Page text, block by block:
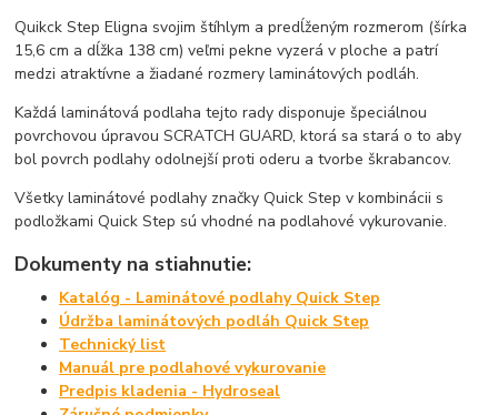
Quikck Step Eligna svojim štíhlym a predĺženým rozmerom (šírka
15,6 cm a dĺžka 138 cm) veľmi pekne vyzerá v ploche a patrí
medzi atraktívne a žiadané rozmery laminátových podláh.
Každá laminátová podlaha tejto rady disponuje špeciálnou
povrchovou úpravou SCRATCH GUARD, ktorá sa stará o to aby
bol povrch podlahy odolnejší proti oderu a tvorbe škrabancov.
Všetky laminátové podlahy značky Quick Step v kombinácii s
podložkami Quick Step sú vhodné na podlahové vykurovanie.
Dokumenty na stiahnutie:
Katalóg - Laminátové podlahy Quick Step
Údržba laminátových podláh Quick Step
Technický list
Manuál pre podlahové vykurovanie
Predpis kladenia - Hydroseal